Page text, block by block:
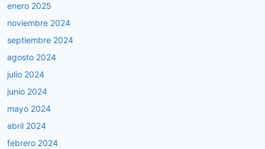
enero 2025
noviembre 2024
septiembre 2024
agosto 2024
julio 2024
junio 2024
mayo 2024
abril 2024
febrero 2024